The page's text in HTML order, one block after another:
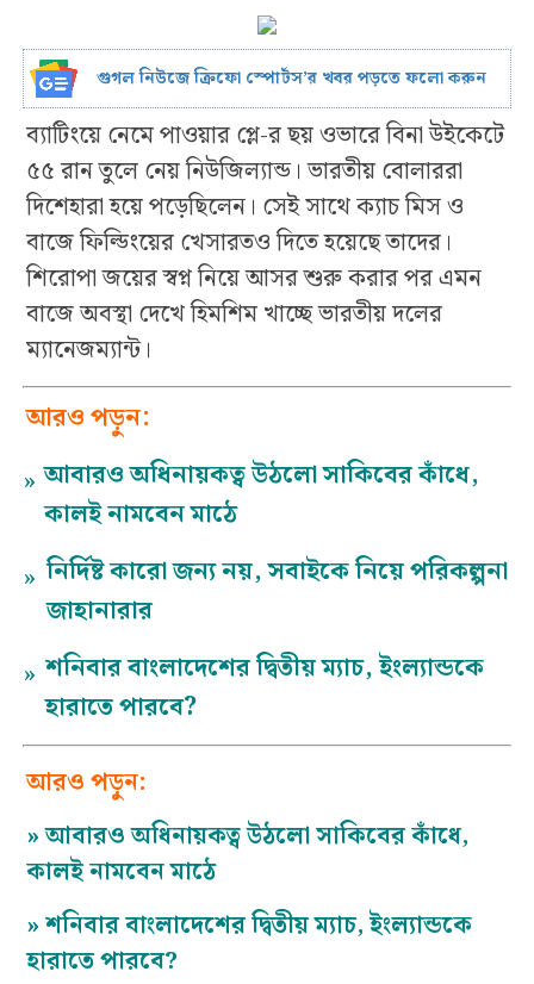
গুগল নিউজে ক্রিফো স্পোর্টস’র খবর পড়তে ফলো করুন
ব্যাটিংয়ে নেমে পাওয়ার প্লে-র ছয় ওভারে বিনা উইকেটে
৫৫ রান তুলে নেয় নিউজিল্যান্ড। ভারতীয় বোলাররা
দিশেহারা হয়ে পড়েছিলেন। সেই সাথে ক্যাচ মিস ও
বাজে ফিল্ডিংয়ের খেসারতও দিতে হয়েছে তাদের।
শিরোপা জয়ের স্বপ্ন নিয়ে আসর শুরু করার পর এমন
বাজে অবস্থা দেখে হিমশিম খাচ্ছে ভারতীয় দলের
ম্যানেজম্যান্ট।
আরও পড়ুন:
» আবারও অধিনায়কত্ব উঠলো সাকিবের কাঁধে,
কালই নামবেন মাঠে
» নির্দিষ্ট কারো জন্য নয়, সবাইকে নিয়ে পরিকল্পনা
জাহানারার
» শনিবার বাংলাদেশের দ্বিতীয় ম্যাচ, ইংল্যান্ডকে
হারাতে পারবে?
আরও পড়ুন:
»আবারও অধিনায়কত্ব উঠলো সাকিবের কাঁধে,
কালই নামবেন মাঠে
»শনিবার বাংলাদেশের দ্বিতীয় ম্যাচ, ইংল্যান্ডকে
হারাতে পারবে?